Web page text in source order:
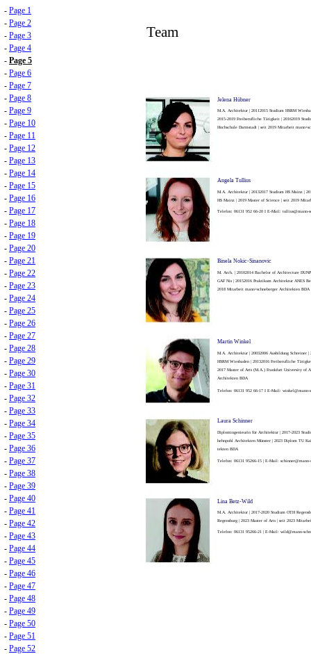
- Page 1
- Page 2
- Page 3
- Page 4
- Page 5
- Page 6
- Page 7
- Page 8
- Page 9
- Page 10
- Page 11
- Page 12
- Page 13
- Page 14
- Page 15
- Page 16
- Page 17
- Page 18
- Page 19
- Page 20
- Page 21
- Page 22
- Page 23
- Page 24
- Page 25
- Page 26
- Page 27
- Page 28
- Page 29
- Page 30
- Page 31
- Page 32
- Page 33
- Page 34
- Page 35
- Page 36
- Page 37
- Page 38
- Page 39
- Page 40
- Page 41
- Page 42
- Page 43
- Page 44
- Page 45
- Page 46
- Page 47
- Page 48
- Page 49
- Page 50
- Page 51
- Page 52
Martin Winkel
M.A. Architektur | 2003­2006 Ausbildung Schreiner |
HSRM Wiesbaden | 2013­2016 Freiberufliche
2017 Master of Arts (M.A.) Frankfurt University of
Architekten BDA
Telefon: 06131 952 66-17 I E-Mail: winkel@mann-
Laura Schinner
Diplomingenieurin für Architektur | 2017-2023
hehnpohl Architekten Münster | 2023 Diplom TU
tekten BDA
Telefon: 06131 95266-15 | E-Mail: schinner@mann-
Jelena Hübner
M.A. Architektur | 2011­2015 Studium HSRM
2015-2019 Freiberufliche Tätigkeit | 2016­2019
Hochschule Darmstadt | seit 2019 Mitarbeit
Angela Tullius
M.A. Architektur | 2013­2017 Studium HS Mainz |
HS Mainz | 2019 Master of Science | seit 2019
Telefon: 06131 952 66-20 I E-Mail: tullius@mann-
Binela Nokic-Sinanovic
M. Arch. | 2010­2014 Bachelor of Architecture
GAF Nis | 2015­2016 Praktikum Architektur ANES
2018 Mitarbeit mann+schneberger Architekten BDA
Team
Lina Betz-Wild
M.A. Architektur | 2017-2020 Studium OTH
Regensburg | 2023 Master of Arts | seit 2023
Telefon: 06131 95266-21 | E-Mail: wild@mann-